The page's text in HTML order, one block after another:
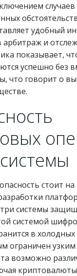
удобный
арбитраж и
показывает,
успешно без
что говорит о
стоит
системы
системой
в
ограничен
возможно